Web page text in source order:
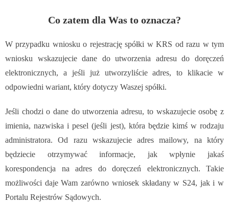
Co zatem dla Was to oznacza?
W przypadku wniosku o rejestrację spółki w KRS od razu w tym
wniosku wskazujecie dane do utworzenia adresu do doręczeń
elektronicznych, a jeśli już utworzyliście adres, to klikacie w
odpowiedni wariant, który dotyczy Waszej spółki.
Jeśli chodzi o dane do utworzenia adresu, to wskazujecie osobę z
imienia, nazwiska i pesel (jeśli jest), która będzie kimś w rodzaju
administratora.Od razu wskazujecie adres mailowy, na który
będziecie otrzymywać informacje, jak wpłynie jakaś
korespondencja na adres do doręczeń elektronicznych. Takie
możliwości daje Wam zarówno wniosek składany w S24, jak i w
Portalu Rejestrów Sądowych.